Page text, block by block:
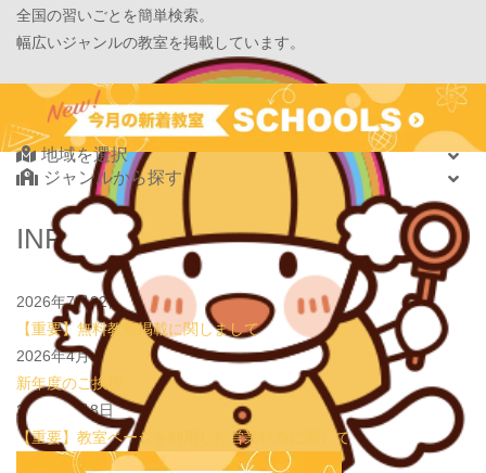
JPCスポーツ教室 山形店
2026.07.22 情操教育ってつまり何？
いのまた音楽教室
【着地まで全集中】
JPCスポーツ教室 山形店
2026.08.01
new!
8月末開催【東京三鷹】光る衣装づくり＆ゾンビダン
スでハロウィンを楽しもう👻
表現教室そうぞう
2026.08.01 new! 【鶴見の受験生必見】偏差値38から早稲田・慶應に
大逆転合格！あえて「捨てた」3つの常識
学習塾PLAN B. 鶴見校
2026.08.01 new! 心を育てる時間は今！1歳2歳
いのまた音楽教室
2026.07.29
【第24回ファミリードーム杯小学生軟式野球大会】
JPCスポーツ教室 山形店
2026.07.22 情操教育ってつまり何？ いのまた音楽教室
全国の習いごとを簡単検索。
幅広いジャンルの教室を掲載しています。
Find Your School
地域を選択
北海道・東北
北海道
岩手県
宮城県
秋田県
山形県
福島県
関東
ジャンルから探す
INFORMATION
2026年7月22日
【重要】無料教室掲載に関しまして
2026年4月3日
新年度のご挨拶
2026年1月8日
【重要】教室ページを利用した営業行為に関して